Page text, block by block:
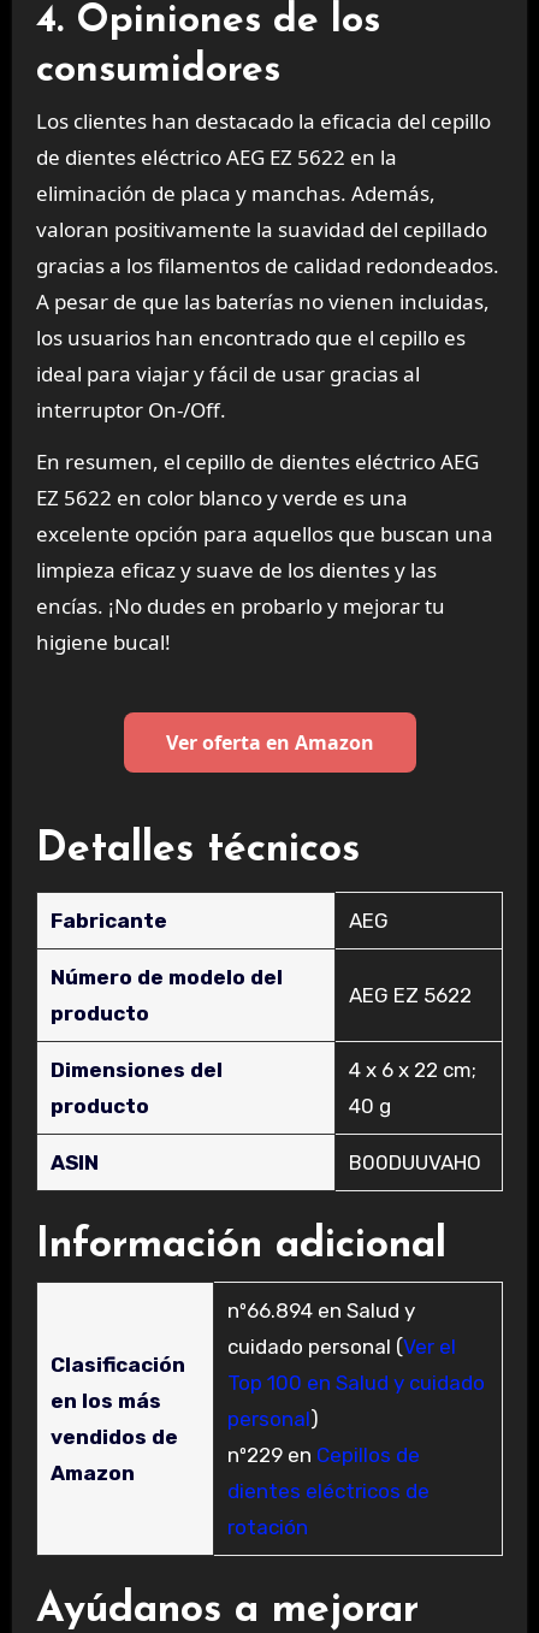
4. Opiniones de los
consumidores
Los clientes han destacado la eficacia del cepillo
de dientes eléctrico AEG EZ 5622 en la
eliminación de placa y manchas. Además,
valoran positivamente la suavidad del cepillado
gracias a los filamentos de calidad redondeados.
A pesar de que las baterías no vienen incluidas,
los usuarios han encontrado que el cepillo es
ideal para viajar y fácil de usar gracias al
interruptor On-/Off.
En resumen, el cepillo de dientes eléctrico AEG
EZ 5622 en color blanco y verde es una
excelente opción para aquellos que buscan una
limpieza eficaz y suave de los dientes y las
encías. ¡No dudes en probarlo y mejorar tu
higiene bucal!
Ver oferta en Amazon
Detalles técnicos
Fabricante ‎AEG
Número de modelo del
producto
‎AEG EZ 5622
Dimensiones del
producto
‎4 x 6 x 22 cm;
40 g
ASIN ‎B00DUUVAHO
Información adicional
Clasificación
en los más
vendidos de
Amazon
nº66.894 en Salud y
cuidado personal (Ver el
Top 100 en Salud y cuidado
personal)
nº229 en Cepillos de
dientes eléctricos de
rotación
Ayúdanos a mejorar